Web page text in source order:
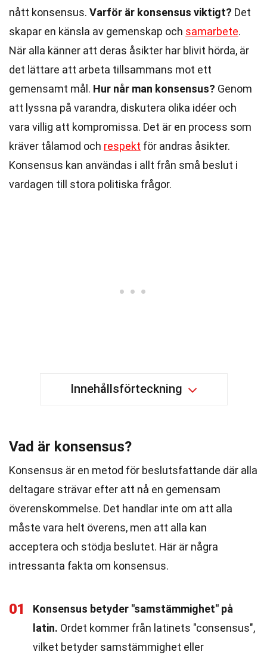
nått konsensus. Varför är konsensus viktigt? Det
skapar en känsla av gemenskap och samarbete.
När alla känner att deras åsikter har blivit hörda, är
det lättare att arbeta tillsammans mot ett
gemensamt mål. Hur når man konsensus? Genom
att lyssna på varandra, diskutera olika idéer och
vara villig att kompromissa. Det är en process som
kräver tålamod och respekt för andras åsikter.
Konsensus kan användas i allt från små beslut i
vardagen till stora politiska frågor.
Innehållsförteckning
Vad är konsensus?
Konsensus är en metod för beslutsfattande där alla
deltagare strävar efter att nå en gemensam
överenskommelse. Det handlar inte om att alla
måste vara helt överens, men att alla kan
acceptera och stödja beslutet. Här är några
intressanta fakta om konsensus.
01
Konsensus betyder "samstämmighet" på
latin. Ordet kommer från latinets "consensus",
vilket betyder samstämmighet eller